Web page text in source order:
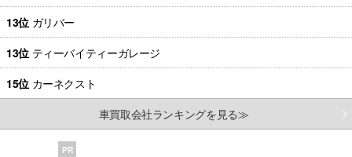
13位 ガリバー
13位 ティーバイティーガレージ
15位 カーネクスト
車買取会社ランキングを見る≫
PR